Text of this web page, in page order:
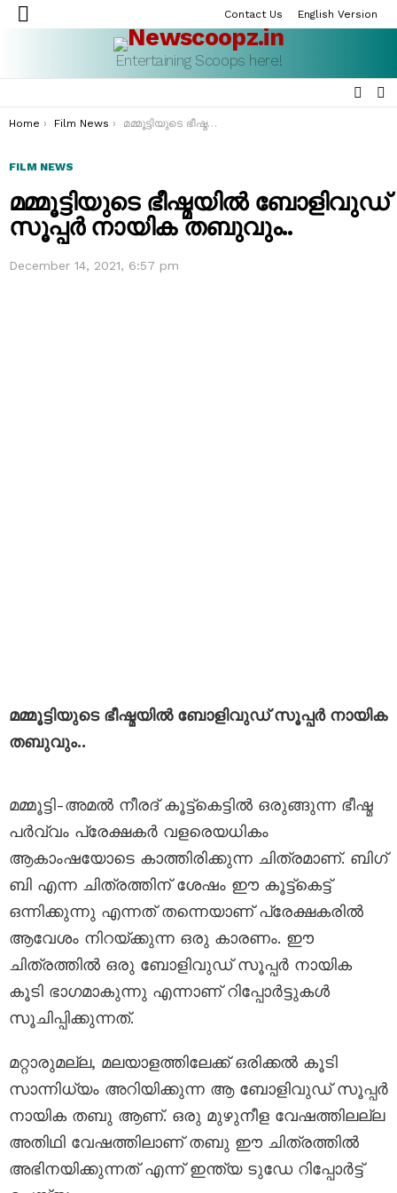
Menu
Contact Us English Version
Entertaining Scoops here!
You are here:
Home Film News മമ്മൂട്ടിയുടെ ഭീഷ്മയിൽ ബോളിവുഡ് സൂപ്പർ നായിക തബുവും..
FILM NEWS
മമ്മൂട്ടിയുടെ ഭീഷ്മയിൽ ബോളിവുഡ്
സൂപ്പർ നായിക തബുവും..
December 14, 2021, 6:57 pm
മമ്മൂട്ടിയുടെ ഭീഷ്മയിൽ ബോളിവുഡ് സൂപ്പർ നായിക
തബുവും..
മമ്മൂട്ടി-അമൽ നീരദ് കൂട്ട്കെട്ടിൽ ഒരുങ്ങുന്ന ഭീഷ്മ
പർവ്വം പ്രേക്ഷകർ വളരെയധികം
ആകാംഷയോടെ കാത്തിരിക്കുന്ന ചിത്രമാണ്. ബിഗ്
ബി എന്ന ചിത്രത്തിന് ശേഷം ഈ കൂട്ട്കെട്ട്
ഒന്നിക്കുന്നു എന്നത് തന്നെയാണ് പ്രേക്ഷകരിൽ
ആവേശം നിറയ്ക്കുന്ന ഒരു കാരണം. ഈ
ചിത്രത്തിൽ ഒരു ബോളിവുഡ് സൂപ്പർ നായിക
കൂടി ഭാഗമാകുന്നു എന്നാണ് റിപ്പോർട്ടുകൾ
സൂചിപ്പിക്കുന്നത്.
മറ്റാരുമല്ല, മലയാളത്തിലേക്ക് ഒരിക്കൽ കൂടി
സാന്നിധ്യം അറിയിക്കുന്ന ആ ബോളിവുഡ് സൂപ്പർ
നായിക തബു ആണ്. ഒരു മുഴുനീള വേഷത്തിലല്ല
അതിഥി വേഷത്തിലാണ് തബു ഈ ചിത്രത്തിൽ
അഭിനയിക്കുന്നത് എന്ന് ഇന്ത്യ ടുഡേ റിപ്പോർട്ട്